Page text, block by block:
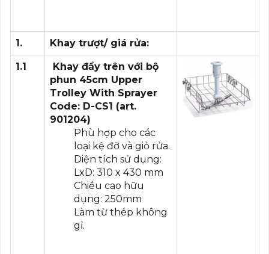
1. Khay trượt/ giá rửa:
1.1
Khay đẩy trên với bộ
phun 45cm Upper
Trolley With Sprayer
Code: D-CS1 (art.
901204)
Phù hợp cho các
loại kệ đỡ và giỏ rửa.
Diện tích sử dụng:
LxD: 310 x 430 mm
Chiều cao hữu
dụng: 250mm
Làm từ thép không
gỉ.